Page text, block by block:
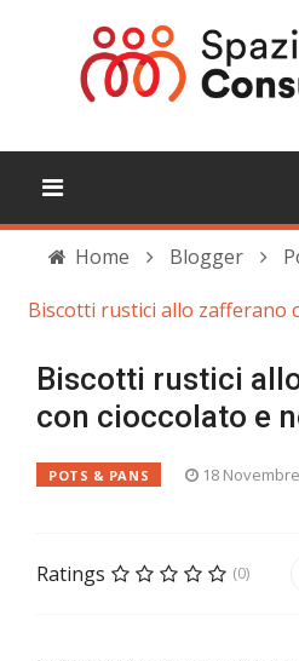
Home Blogger
Biscotti rustici allo zafferano
Biscotti rustici
con cioccolato e
POTS & PANS 18
Ratings (0)